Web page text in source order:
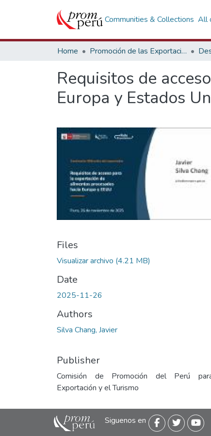
Communities & Collections All
Home Promoción de las Exportaciones
Requisitos de
Europa y Estados
Files
Visualizar archivo (4.21 MB)
Date
2025-11-26
Authors
Silva Chang, Javier
Publisher
Comisión de Promoción del Perú
Exportación y el Turismo
Siguenos en